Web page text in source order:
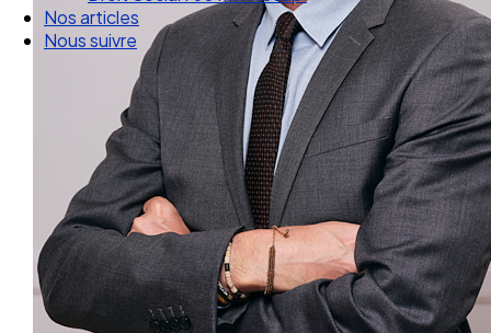
Droit Social : 60 min Recap’
Nos articles